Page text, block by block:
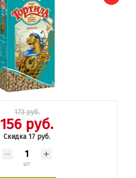
173 руб.
156 руб.
Скидка 17 руб.
шт